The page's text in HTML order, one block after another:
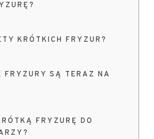
KRÓTKICH FRYZUR?
FRYZURY SĄ TERAZ NA
FRYZURĘ DO